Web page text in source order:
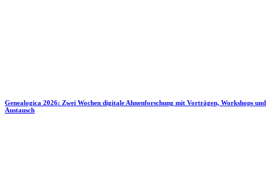
Genealogica 2026: Zwei Wochen digitale Ahnenforschung mit Vorträgen, Workshops und
Austausch